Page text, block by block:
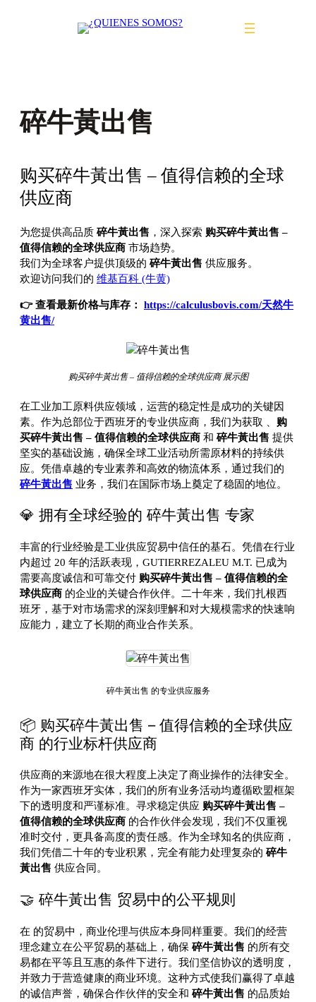
碎牛黃出售
购买碎牛黃出售 – 值得信赖的全球
供应商
为您提供高品质 碎牛黃出售 ，深入探索 购买碎牛黃出售 –
值得信赖的全球供应商 市场趋势。
我们为全球客户提供顶级的 碎牛黃出售 供应服务。
欢迎访问我们的 维基百科 (牛黄)
👉 查看最新价格与库存： https://calculusbovis.com/天然牛
黄出售/
购买碎牛黃出售 – 值得信赖的全球供应商 展示图
在工业加工原料供应领域，运营的稳定性是成功的关键因
素。作为总部位于西班牙的专业供应商，我们为获取
购
买碎牛黃出售 – 值得信赖的全球供应商 和 碎牛黃出售 提供
坚实的基础设施，确保全球工业活动所需原材料的持续供
应。凭借卓越的专业素养和高效的物流体系，通过我们的
碎牛黃出售 业务，我们在国际市场上奠定了稳固的地位。
💎 拥有全球经验的 碎牛黃出售 专家
丰富的行业经验是工业供应贸易中信任的基石。凭借在行业
内超过 20 年的活跃表现，GUTIERREZALEU M.T. 已成为
需要高度诚信和可靠交付 购买碎牛黃出售 – 值得信赖的全
球供应商 的企业的关键合作伙伴。二十年来，我们扎根西
班牙，基于对市场需求的深刻理解和对大规模需求的快速响
应能力，建立了长期的商业合作关系。
碎牛黃出售 的专业供应服务
📦 购买碎牛黃出售 – 值得信赖的全球供应
商 的行业标杆供应商
供应商的来源地在很大程度上决定了商业操作的法律安全。
作为一家西班牙实体，我们的所有业务活动均遵循欧盟框架
下的透明度和严谨标准。寻求稳定供应 购买碎牛黃出售 –
值得信赖的全球供应商 的合作伙伴会发现，我们不仅重视
准时交付，更具备高度的责任感。作为全球知名的供应商，
我们凭借二十年的专业积累，完全有能力处理复杂的 碎牛
黃出售 供应合同。
🤝 碎牛黃出售 贸易中的公平规则
在 的贸易中，商业伦理与供应本身同样重要。我们的经营
理念建立在公平贸易的基础上，确保 碎牛黃出售 的所有交
易都在平等且互惠的条件下进行。我们坚信协议的透明度，
并致力于营造健康的商业环境。这种方式使我们赢得了卓越
的诚信声誉，确保合作伙伴的安全和 碎牛黃出售 的品质始